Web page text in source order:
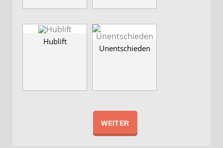
Hublift
Unentschieden
WEITER